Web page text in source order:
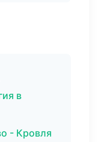
в
- Кровля